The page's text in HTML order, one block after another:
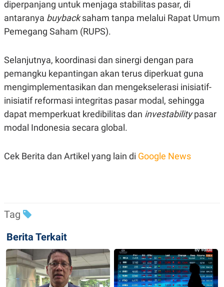
diperpanjang untuk menjaga stabilitas pasar, di
antaranya buyback saham tanpa melalui Rapat Umum
Pemegang Saham (RUPS).
Selanjutnya, koordinasi dan sinergi dengan para
pemangku kepantingan akan terus diperkuat guna
mengimplementasikan dan mengekselerasi inisiatif-
inisiatif reformasi integritas pasar modal, sehingga
dapat memperkuat kredibilitas dan investabilitypasar
modal Indonesia secara global.
Cek Berita dan Artikel yang lain di Google News
Tag
Berita Terkait